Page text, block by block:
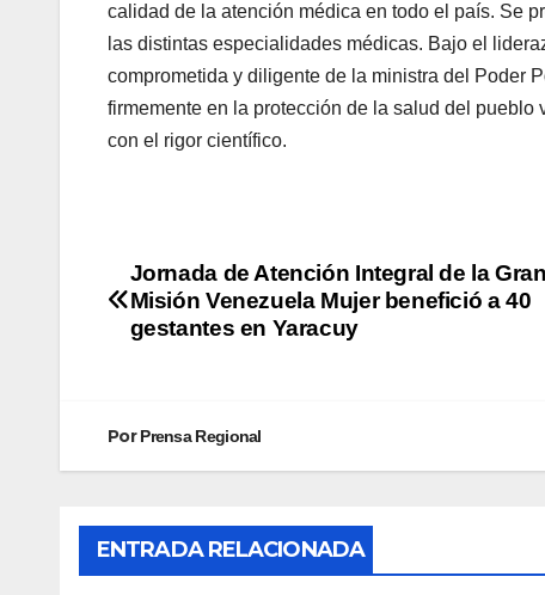
calidad de la atención médica en todo el país. Se
las distintas especialidades médicas. Bajo el
comprometida y diligente de la ministra del Poder
firmemente en la protección de la salud del
con el rigor científico.
Jornada de Atención Integral de la Gran
Misión Venezuela Mujer benefició a 40
gestantes en Yaracuy
PorPrensa Regional
ENTRADA RELACIONADA